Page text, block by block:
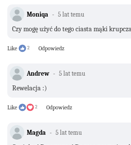
Moniqa 5 lat temu
Czy mogę użyć do tego ciasta mąki
Like 2 Odpowiedz
Andrew 5 lat temu
Rewelacja :)
Like 2 Odpowiedz
Magda 5 lat temu